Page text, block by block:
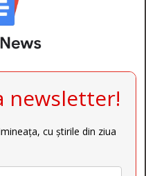
newsletter!
cu știrile din ziua